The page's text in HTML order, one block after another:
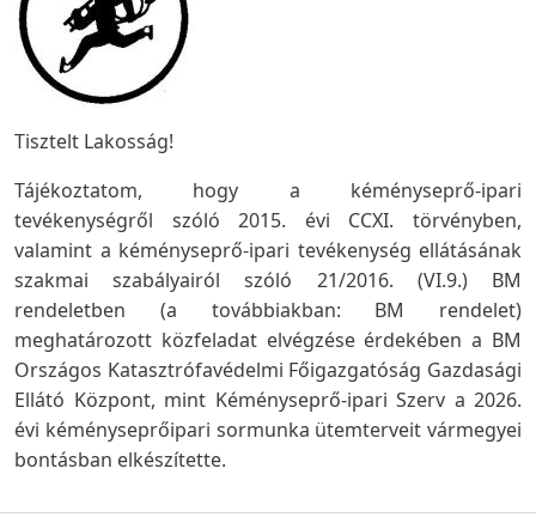
Tisztelt Lakosság!
Tájékoztatom, hogy a kéményseprő-ipari
tevékenységről szóló 2015. évi CCXI. törvényben,
valamint a kéményseprő-ipari tevékenység ellátásának
szakmai szabályairól szóló 21/2016. (VI.9.) BM
rendeletben (a továbbiakban: BM rendelet)
meghatározott közfeladat elvégzése érdekében a BM
Országos Katasztrófavédelmi Főigazgatóság Gazdasági
Ellátó Központ, mint Kéményseprő-ipari Szerv a 2026.
évi kéményseprőipari sormunka ütemterveit vármegyei
bontásban elkészítette.